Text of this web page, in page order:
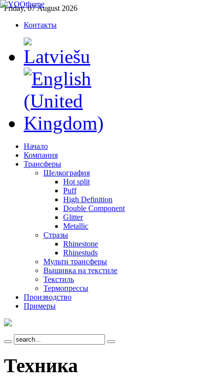
Friday, 07 August 2026
Контакты
Начало
Компания
Трансферы
Шелкография
Hot split
Puff
High Definition
Double Component
Glitter
Metallic
Стразы
Rhinestone
Rhinestuds
Мульти трансферы
Вышивка на текстиле
Текстиль
Термопрессы
Производство
Примеры
Техника